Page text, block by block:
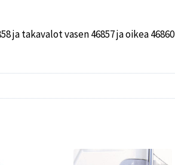
ja takavalot vasen 46857 ja oikea 46860